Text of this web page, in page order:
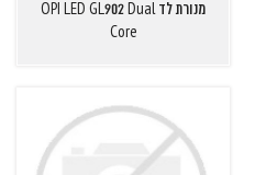
מנורת לד OPI LED GL902 Dual
Core